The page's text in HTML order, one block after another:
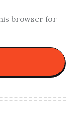
browser for